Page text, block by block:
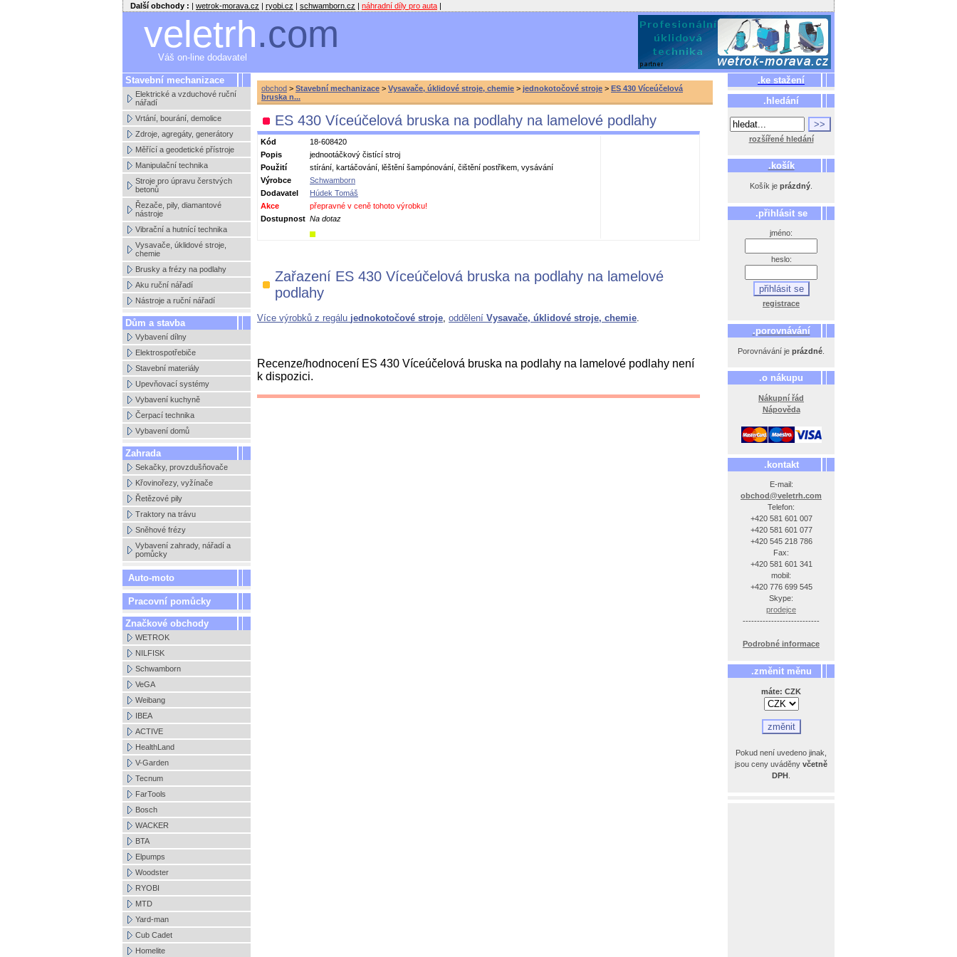
Další obchody : | wetrok-morava.cz | ryobi.cz | schwamborn.cz | náhradní díly pro auta |
veletrh.com
Váš on-line dodavatel
Stavební mechanizace
Elektrické a vzduchové ruční
nářadí
Vrtání, bourání, demolice
Zdroje, agregáty, generátory
Měřící a geodetické přístroje
Manipulační technika
Stroje pro úpravu čerstvých
betonů
Řezače, pily, diamantové
nástroje
Vibrační a hutnící technika
Vysavače, úklidové stroje,
chemie
Brusky a frézy na podlahy
Aku ruční nářadí
Nástroje a ruční nářadí
Dům a stavba
Vybavení dílny
Elektrospotřebiče
Stavební materiály
Upevňovací systémy
Vybavení kuchyně
Čerpací technika
Vybavení domů
Zahrada
Sekačky, provzdušňovače
Křovinořezy, vyžínače
Řetězové pily
Traktory na trávu
Sněhové frézy
Vybavení zahrady, nářadí a
pomůcky
Auto-moto
Pracovní pomůcky
Značkové obchody
WETROK
NILFISK
Schwamborn
VeGA
Weibang
IBEA
ACTIVE
HealthLand
V-Garden
Tecnum
FarTools
Bosch
WACKER
BTA
Elpumps
Woodster
RYOBI
MTD
Yard-man
Cub Cadet
Homelite
.ke stažení
.hledání
rozšířené hledání
.košík
Košík je prázdný
.přihlásit se
jméno:
heslo:
registrace
.porovnávání
Porovnávání je prázdné
.o nákupu
Nákupní řád
Nápověda
.kontakt
E-mail:
obchod@veletrh.com
Telefon:
+420 581 601 007
+420 581 601 077
+420 545 218 786
Fax:
+420 581 601 341
mobil:
+420 776 699 545
Skype:
prodejce
---------------------------
Podrobné informace
.změnit měnu
máte: CZK
Pokud není uvedeno jinak,
jsou ceny uváděny včetně
DPH
obchod > Stavební mechanizace > Vysavače, úklidové stroje, chemie > jednokotočové stroje > ES 430 Víceúčelová
bruska n...
ES 430 Víceúčelová bruska na podlahy na lamelové podlahy
Kód
18-608420
Popis
jednootáčkový čistící stroj
Použití
stírání, kartáčování, lěštění šampónování, čištění postřikem, vysávání
Výrobce
Schwamborn
Dodavatel
Húdek Tomáš
Akce
přepravné v ceně tohoto výrobku!
Dostupnost Na dotaz
Zařazení ES 430 Víceúčelová bruska na podlahy na lamelové
podlahy
Více výrobků z regálu jednokotočové stroje, oddělení Vysavače, úklidové stroje, chemie.
Recenze/hodnocení ES 430 Víceúčelová bruska na podlahy na lamelové podlahy není
k dispozici.